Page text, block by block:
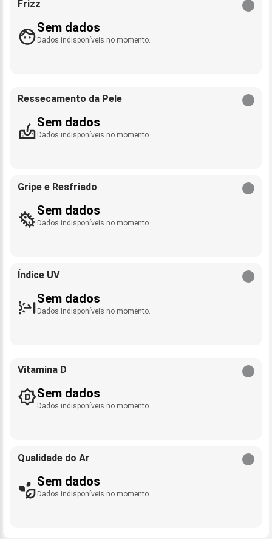
Frizz
Sem dados
Dados indisponíveis no momento.
Ressecamento da Pele
Sem dados
Dados indisponíveis no momento.
Gripe e Resfriado
Sem dados
Dados indisponíveis no momento.
Índice UV
Sem dados
Dados indisponíveis no momento.
Vitamina D
Sem dados
Dados indisponíveis no momento.
Qualidade do Ar
Sem dados
Dados indisponíveis no momento.